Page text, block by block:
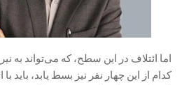
اما ائتلاف در این سطح، که می‌تواند به
کدام از این چهار نفر نیز بسط یابد، باید